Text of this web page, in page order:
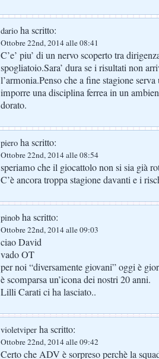
dario ha scritto:
Ottobre 22nd, 2014 alle 08:41
C’e’ piu’ di un nervo scoperto tra
spogliatoio.Sara’ dura se i risultati non
l’armonia.Penso che a fine stagione
imporre una disciplina ferrea in un
dorato.
piero ha scritto:
Ottobre 22nd, 2014 alle 08:54
speriamo che il giocattolo non si sia già
C’è ancora troppa stagione davanti e i
pinob ha scritto:
Ottobre 22nd, 2014 alle 09:03
ciao David
vado OT
per noi “diversamente giovani” oggi è
è scomparsa un’icona dei nostri 20 anni.
Lilli Carati ci ha lasciato..
violetviper ha scritto:
Ottobre 22nd, 2014 alle 09:42
Certo che ADV è sorpreso perchè la